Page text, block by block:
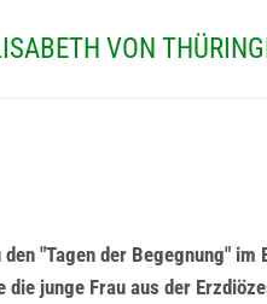
VON
"Tagen der Begegnung" im
junge Frau aus der